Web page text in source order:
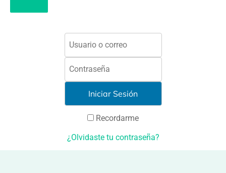
Recordarme
¿Olvidaste tu contraseña?